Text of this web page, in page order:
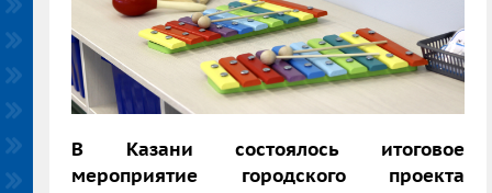
В Казани состоялось итоговое
мероприятие городского проекта